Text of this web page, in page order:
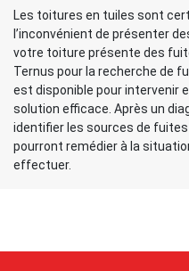
Les toitures en tuiles sont
l’inconvénient de présenter
votre toiture présente des
Ternus pour la recherche de
est disponible pour intervenir
solution efficace. Après un
identifier les sources de
pourront remédier à la
effectuer.